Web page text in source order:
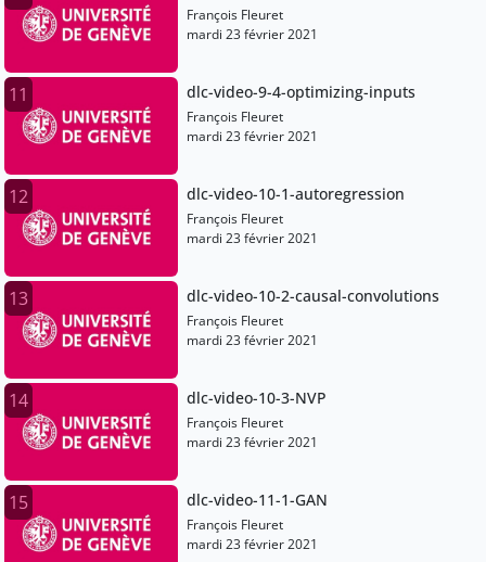
François Fleuret
mardi 23 février 2021
11 dlc-video-9-4-optimizing-inputs
François Fleuret
mardi 23 février 2021
12 dlc-video-10-1-autoregression
François Fleuret
mardi 23 février 2021
13 dlc-video-10-2-causal-convolutions
François Fleuret
mardi 23 février 2021
14 dlc-video-10-3-NVP
François Fleuret
mardi 23 février 2021
15 dlc-video-11-1-GAN
François Fleuret
mardi 23 février 2021